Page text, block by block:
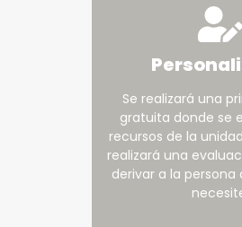
Se realizará una
gratuita donde se
recursos de la
realizará una
derivar a la persona